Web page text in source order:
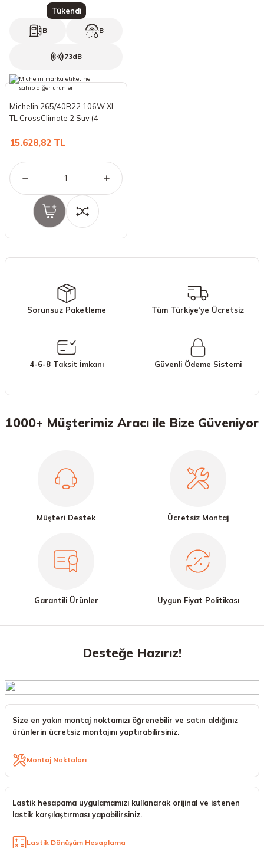
Tükendi
B B
73dB
Michelin 265/40R22 106W XL
TL CrossClimate 2 Suv (4
15.628,82 TL
Sorunsuz Paketleme Tüm Türkiye’ye Ücretsiz
4-6-8 Taksit İmkanı Güvenli Ödeme Sistemi
1000+ Müşterimiz Aracı ile Bize Güveniyor
Müşteri Destek Ücretsiz Montaj
Garantili Ürünler Uygun Fiyat Politikası
Desteğe Hazırız!
Size en yakın montaj noktamızı öğrenebilir ve satın aldığınız
ürünlerin ücretsiz montajını yaptırabilirsiniz.
Montaj Noktaları
Lastik hesapama uygulamamızı kullanarak orijinal ve istenen
lastik karşılaştırması yapabilirsiniz.
Lastik Dönüşüm Hesaplama